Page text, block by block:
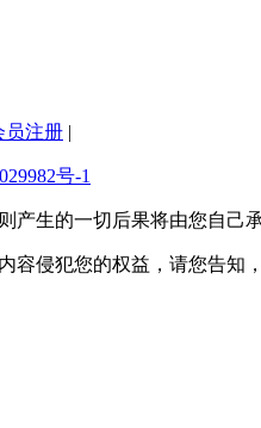
员注册 |
号-1
产生的一切后果将由您自己承
侵犯您的权益，请您告知